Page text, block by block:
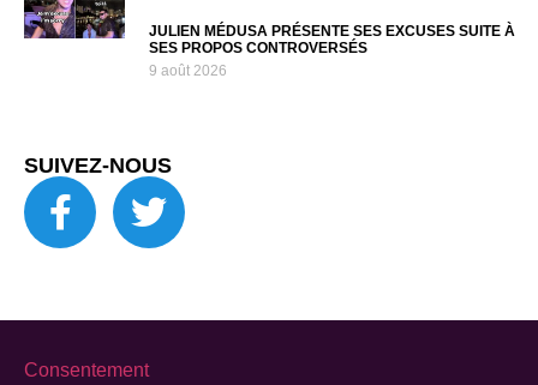
JULIEN MÉDUSA PRÉSENTE SES EXCUSES SUITE À
SES PROPOS CONTROVERSÉS
9 août 2026
SUIVEZ-NOUS
Consentement